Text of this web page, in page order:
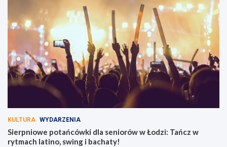
KULTURA WYDARZENIA
Sierpniowe potańcówki dla seniorów w Łodzi: Tańcz w
rytmach latino, swing i bachaty!